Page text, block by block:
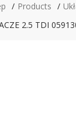
Products
2.5 TDI